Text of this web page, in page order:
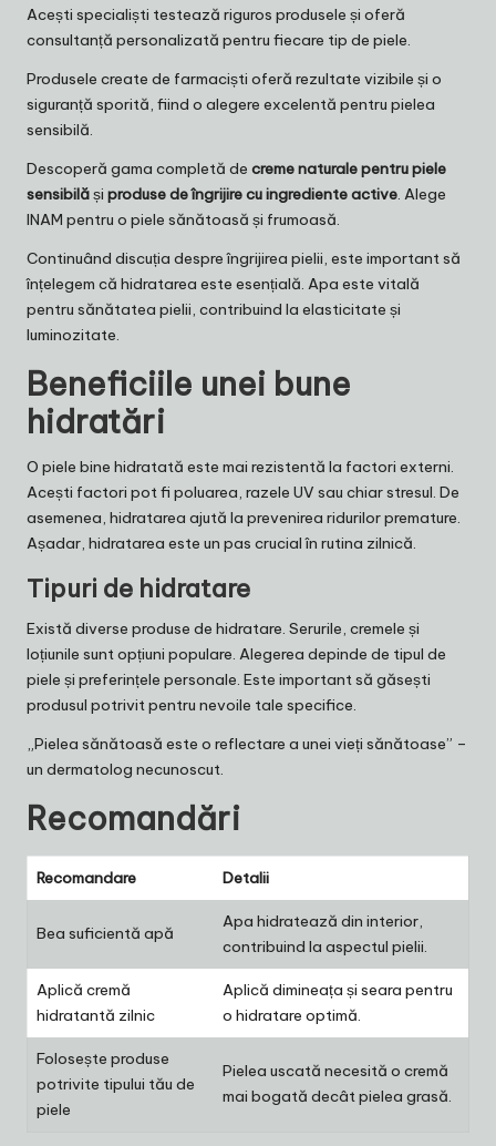
Acești specialiști testează riguros produsele și oferă
consultanță personalizată pentru fiecare tip de piele.
Produsele create de farmaciști oferă rezultate vizibile și o
siguranță sporită, fiind o alegere excelentă pentru pielea
sensibilă.
Descoperă gama completă de creme naturale pentru piele
sensibilăși produse de îngrijire cu ingrediente active. Alege
INAM pentru o piele sănătoasă și frumoasă.
Continuând discuția despre îngrijirea pielii, este important să
înțelegem că hidratarea este esențială. Apa este vitală
pentru sănătatea pielii, contribuind la elasticitate și
luminozitate.
Beneficiile unei bune
hidratări
O piele bine hidratată este mai rezistentă la factori externi.
Acești factori pot fi poluarea, razele UV sau chiar stresul. De
asemenea, hidratarea ajută la prevenirea ridurilor premature.
Așadar, hidratarea este un pas crucial în rutina zilnică.
Tipuri de hidratare
Există diverse produse de hidratare. Serurile, cremele și
loțiunile sunt opțiuni populare. Alegerea depinde de tipul de
piele și preferințele personale. Este important să găsești
produsul potrivit pentru nevoile tale specifice.
„Pielea sănătoasă este o reflectare a unei vieți sănătoase” –
un dermatolog necunoscut.
Recomandări
Recomandare Detalii
Bea suficientă apă
Apa hidratează din interior,
contribuind la aspectul pielii.
Aplică cremă
hidratantă zilnic
Aplică dimineața și seara pentru
o hidratare optimă.
Folosește produse
potrivite tipului tău de
piele
Pielea uscată necesită o cremă
mai bogată decât pielea grasă.